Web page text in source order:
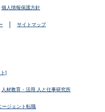
個人情報保護方針
サイトマップ
]
人材教育・活用 人と仕事研究所
ージェント転職